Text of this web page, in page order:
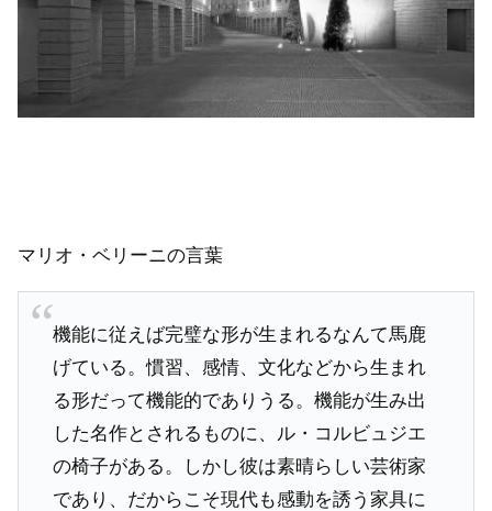
マリオ・ベリーニの言葉
機能に従えば完璧な形が生まれるなんて馬鹿
げている。慣習、感情、文化などから生まれ
る形だって機能的でありうる。機能が生み出
した名作とされるものに、ル・コルビュジエ
の椅子がある。しかし彼は素晴らしい芸術家
であり、だからこそ現代も感動を誘う家具に